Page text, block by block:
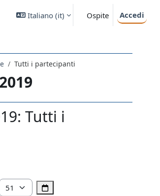
Italiano ‎(it)‎ Ospite Accedi
Tutti i partecipanti
Tutti i